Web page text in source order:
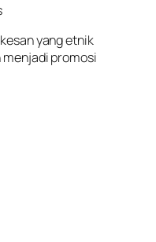
yang etnik
menjadi promosi